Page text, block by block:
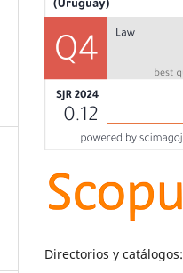
Directorios y catálogos: